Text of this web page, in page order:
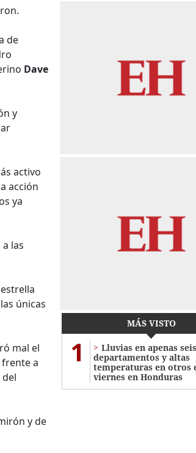
de
Dave
y
activo
acción
ya
las
únicas
mal el
a
y de
MÁS VISTO
1
Lluvias en apenas seis
departamentos y altas
temperaturas en otros
viernes en Honduras